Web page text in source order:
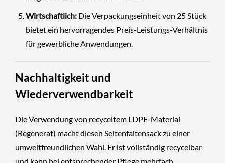
Wirtschaftlich:Die Verpackungseinheit von 25 Stück
bietet ein hervorragendes Preis-Leistungs-Verhältnis
für gewerbliche Anwendungen.
Nachhaltigkeit und
Wiederverwendbarkeit
Die Verwendung von recyceltem LDPE-Material
(Regenerat) macht diesen Seitenfaltensack zu einer
umweltfreundlichen Wahl. Er ist vollständig recycelbar